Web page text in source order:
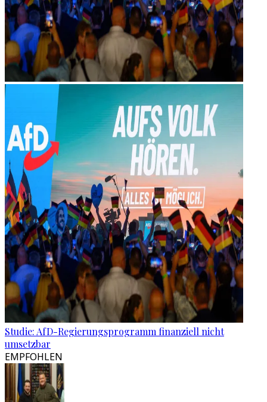
Studie: AfD-Regierungsprogramm finanziell nicht
umsetzbar
EMPFOHLEN